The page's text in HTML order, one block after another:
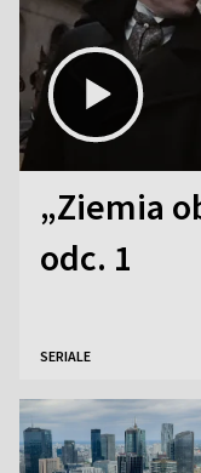
„Ziemia
odc. 1
SERIALE